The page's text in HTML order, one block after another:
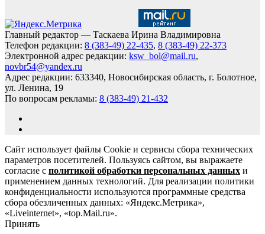
Главный редактор — Таскаева Ирина Владимировна
Телефон редакции: 8 (383-49) 22-435, 8 (383-49) 22-373
Электронной адрес редакции: ksw_bol@mail.ru,
novbr54@yandex.ru
Адрес редакции: 633340, Новосибирская область, г. Болотное,
ул. Ленина, 19
По вопросам рекламы: 8 (383-49) 21-432
Сайт использует файлы Cookie и сервисы сбора технических
параметров посетителей. Пользуясь сайтом, вы выражаете
согласие с политикой обработки персональных данных и
применением данных технологий. Для реализации политики
конфиденциальности используются программные средства
сбора обезличенных данных: «Яндекс.Метрика»,
«Liveinternet», «top.Mail.ru».
Принять